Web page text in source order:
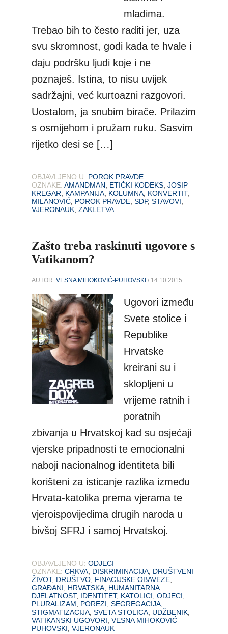
mladima.
Trebao bih to često raditi jer, uza
svu skromnost, godi kada te hvale i
daju podršku ljudi koje i ne
poznaješ. Istina, to nisu uvijek
sadržajni, već kurtoazni razgovori.
Uostalom, ja snubim birače. Prilazim
s osmijehom i pružam ruku. Sasvim
rijetko desi se […]
OBJAVLJENO U: POROK PRAVDE
OZNAKE: AMANDMAN, ETIČKI KODEKS,JOSIP
KREGAR, KAMPANIJA, KOLUMNA, KONVERTIT,
MILANOVIĆ, POROK PRAVDE,SDP,STAVOVI,
VJERONAUK,ZAKLETVA
Zašto treba raskinuti ugovore s
Vatikanom?
AUTOR:VESNA MIHOKOVIĆ-PUHOVSKI / 14.10.2015.
Ugovori između
Svete stolice i
Republike
Hrvatske
kreirani su i
sklopljeni u
vrijeme ratnih i
poratnih
zbivanja u Hrvatskoj kad su osjećaji
vjerske pripadnosti te emocionalni
naboji nacionalnog identiteta bili
korišteni za isticanje razlika između
Hrvata-katolika prema vjerama te
vjeroispovijedima drugih naroda u
bivšoj SFRJ i samoj Hrvatskoj.
OBJAVLJENO U: ODJECI
OZNAKE: CRKVA, DISKRIMINACIJA, DRUŠTVENI
ŽIVOT, DRUŠTVO, FINACIJSKE OBAVEZE,
GRAĐANI, HRVATSKA, HUMANITARNA
DJELATNOST, IDENTITET, KATOLICI,ODJECI,
PLURALIZAM, POREZI,SEGREGACIJA,
STIGMATIZACIJA,SVETA STOLICA, UDŽBENIK,
VATIKANSKI UGOVORI,VESNA MIHOKOVIĆ
PUHOVSKI,VJERONAUK